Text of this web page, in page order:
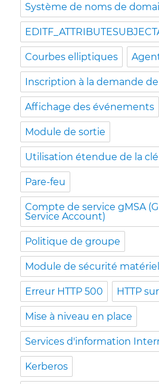
Système de noms de
Courbes elliptiques
Inscription à la demande de
Affichage des événements
Module de sortie
Utilisation étendue de la clé
Pare-feu
Compte de service gMSA
Service Account)
Politique de groupe
Module de sécurité matériel
Erreur HTTP 500 HTTP
Mise à niveau en place
Services d'information
Kerberos